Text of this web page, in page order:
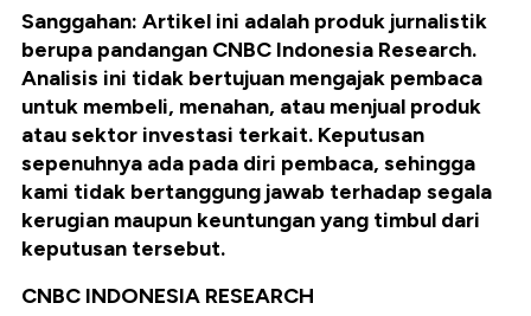
Sanggahan: Artikel ini adalah produk jurnalistik
berupa pandangan CNBC Indonesia Research.
Analisis ini tidak bertujuan mengajak pembaca
untuk membeli, menahan, atau menjual produk
atau sektor investasi terkait. Keputusan
sepenuhnya ada pada diri pembaca, sehingga
kami tidak bertanggung jawab terhadap segala
kerugian maupun keuntungan yang timbul dari
keputusan tersebut.
CNBC INDONESIA RESEARCH